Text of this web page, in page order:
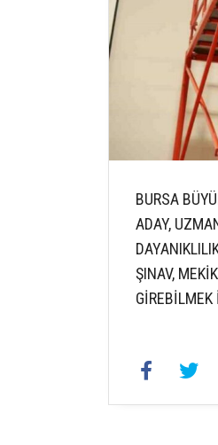
BURSA
ADAY,
ŞINAV,
GİREBİLMEK